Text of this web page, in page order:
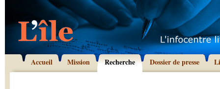
Accueil Mission Recherche Dossier de presse